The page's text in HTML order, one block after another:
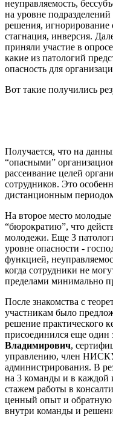
неуправляемость,
на уровне
решения, игнорирование
стагнация, инверсия.
приняли участие в
какие из патологий
опасность для
Вот такие получились
Получается, что на
“опасными”
рассеивание целей
сотрудников. Это
дистанционным
На второе место молодые
“бюрократию”, что
молодежи. Еще 3
уровне опасности -
функцией,
когда сотрудники не
пределами минимально
После знакомства с
участникам было
решение практического
присоединился еще один
Владимирович,
управлению, член
администрирования. В
на 3 команды и в каждой
стажем работы в
ценный опыт и обратную
внутри команды и